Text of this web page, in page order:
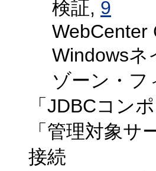
検証, 9
WebCenter
Windows
ゾーン・フ
「JDBCコン
「管理対象
接続